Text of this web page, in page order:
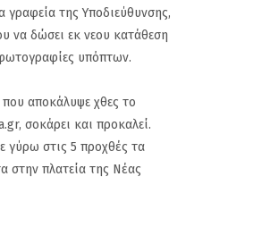
γραφεία της Υποδιεύθυνσης,
να δώσει εκ νεου κατάθεση
υπόπτων.
αποκάλυψε χθες το
σοκάρει και προκαλεί.
γύρω στις 5 προχθές τα
στην πλατεία της Νέας